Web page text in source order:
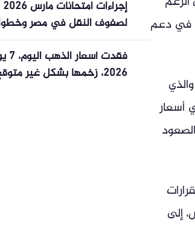
في دعم
جنيه للجرام، والذي
أسعار
إلى
إجراءات امتحانات مارس 2026
لصفوف النقل في مصر
التحضير والاستعداد
فقدت
2026، زخمها بشكل غير